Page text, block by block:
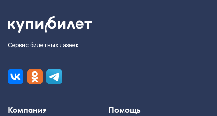
Сервис билетных лазеек
Компания Помощь